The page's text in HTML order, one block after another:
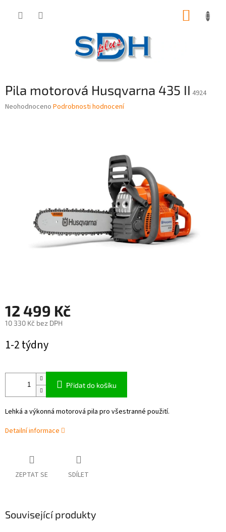
Pila motorová Husqvarna 435 II 4924
Průměrné
Neohodnoceno Podrobnosti hodnocení
12 499 Kč
10 330 Kč bez DPH
cena:
1-2 týdny
Přidat do košíku
Lehká a výkonná motorová pila pro všestranné použití.
Detailní informace
ZEPTAT SE SDÍLET
Související produkty